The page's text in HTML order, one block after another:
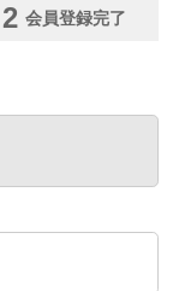
2 会員登録完了